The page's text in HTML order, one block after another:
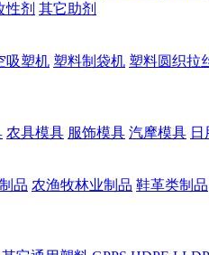
性剂 其它助剂
吸塑机 塑料制袋机 塑料圆织拉
农具模具 服饰模具 汽摩模具
品 农渔牧林业制品 鞋革类制品